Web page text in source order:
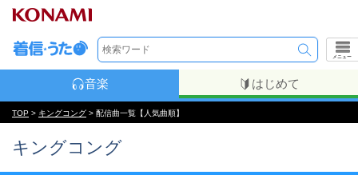
メニュー
音楽 はじめて
TOP > キングコング > 配信曲一覧【人気曲順】
キングコング